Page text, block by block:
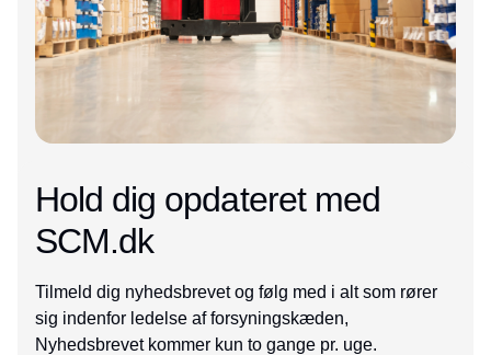
Hold dig opdateret med
SCM.dk
Tilmeld dig nyhedsbrevet og følg med i alt som rører
sig indenfor ledelse af forsyningskæden,
Nyhedsbrevet kommer kun to gange pr. uge.